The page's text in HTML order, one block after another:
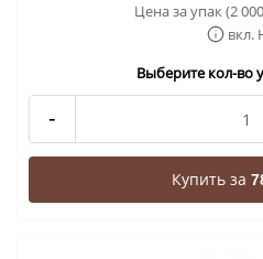
Цена за упак (2
вкл.
Выберите кол-во
-
Купить за